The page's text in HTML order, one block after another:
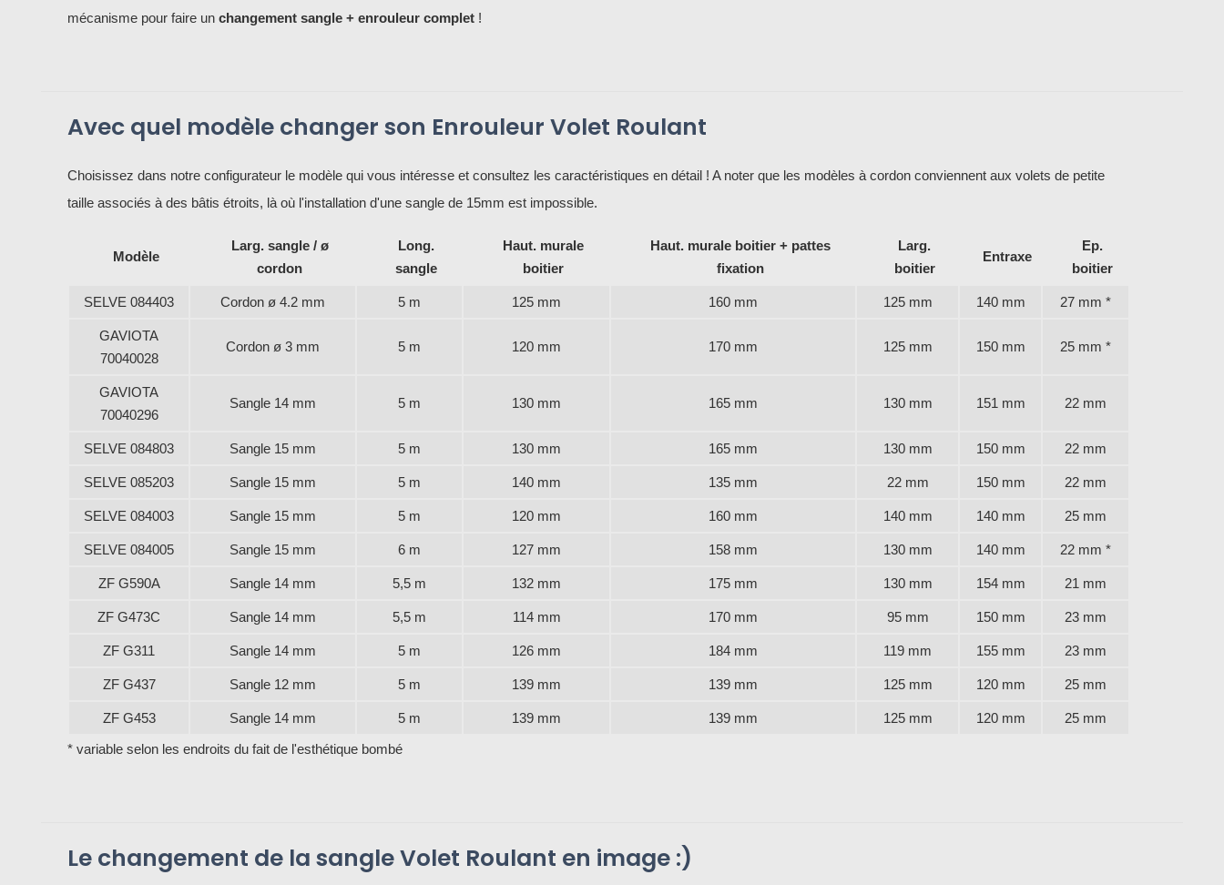
mécanisme pour faire un changement sangle + enrouleur complet !
Avec quel modèle changer son Enrouleur Volet Roulant
Choisissez dans notre configurateur le modèle qui vous intéresse et consultez les caractéristiques en détail ! A noter que les modèles à cordon conviennent aux volets de petite
taille associés à des bâtis étroits, là où l'installation d'une sangle de 15mm est impossible.
Modèle
Larg. sangle / ø
cordon
Long.
sangle
Haut. murale
boitier
Haut. murale boitier + pattes
fixation
Larg.
boitier
Entraxe
Ep.
boitier
SELVE 084403 Cordon ø 4.2 mm 5 m 125 mm 160 mm 125 mm 140 mm 27 mm *
GAVIOTA
70040028
Cordon ø 3 mm 5 m 120 mm 170 mm 125 mm 150 mm 25 mm *
GAVIOTA
70040296
Sangle 14 mm 5 m 130 mm 165 mm 130 mm 151 mm 22 mm
SELVE 084803 Sangle 15 mm 5 m 130 mm 165 mm 130 mm 150 mm 22 mm
SELVE 085203 Sangle 15 mm 5 m 140 mm 135 mm 22 mm 150 mm 22 mm
SELVE 084003 Sangle 15 mm 5 m 120 mm 160 mm 140 mm 140 mm 25 mm
SELVE 084005 Sangle 15 mm 6 m 127 mm 158 mm 130 mm 140 mm 22 mm *
ZF G590A Sangle 14 mm 5,5 m 132 mm 175 mm 130 mm 154 mm 21 mm
ZF G473C Sangle 14 mm 5,5 m 114 mm 170 mm 95 mm 150 mm 23 mm
ZF G311 Sangle 14 mm 5 m 126 mm 184 mm 119 mm 155 mm 23 mm
ZF G437 Sangle 12 mm 5 m 139 mm 139 mm 125 mm 120 mm 25 mm
ZF G453 Sangle 14 mm 5 m 139 mm 139 mm 125 mm 120 mm
25 mm
* variable selon les endroits du fait de l'esthétique bombé
Le changement de la sangle Volet Roulant en image :)